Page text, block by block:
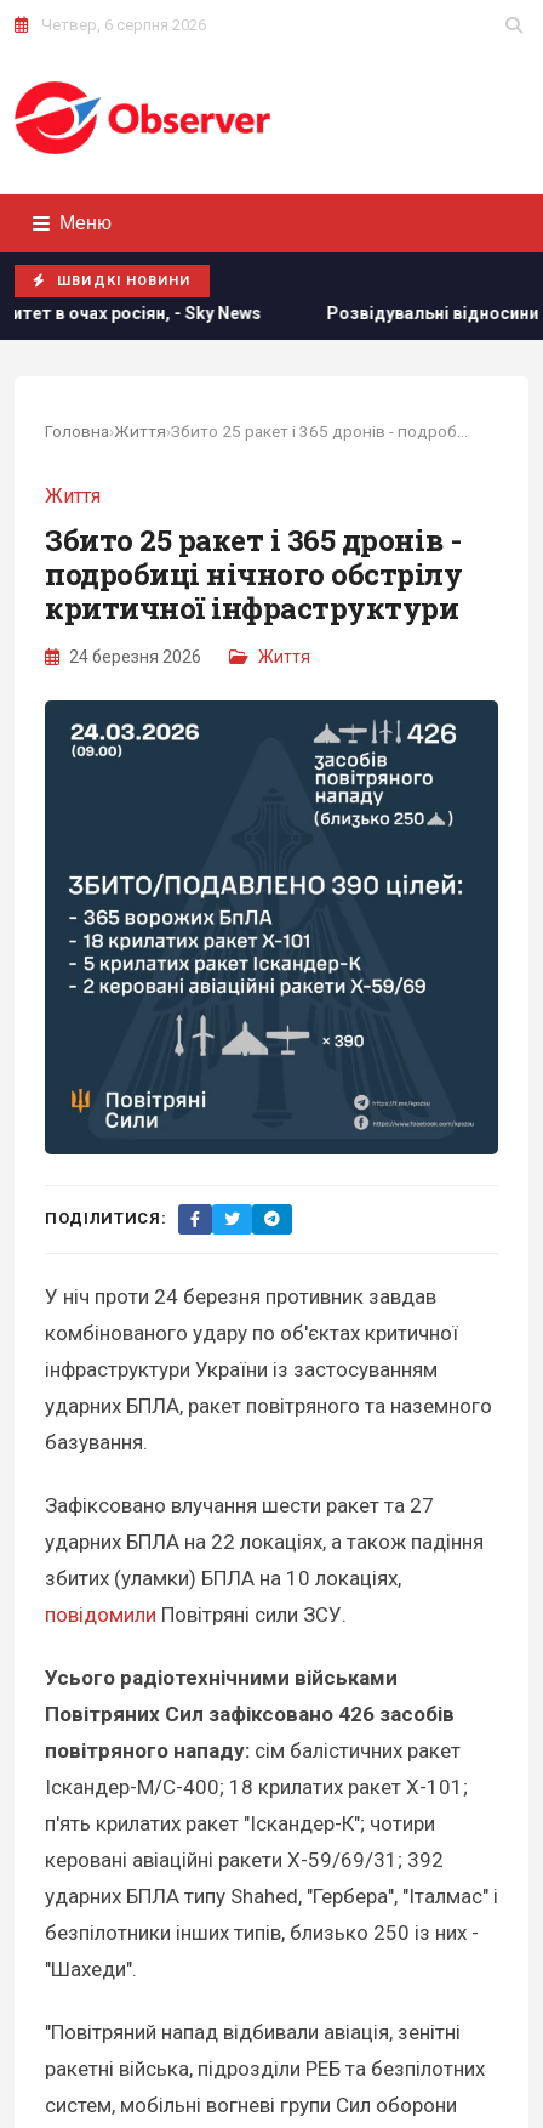
Четвер, 6 серпня 2026
Меню
ШВИДКІ НОВИНИ
News Розвідувальні відносини між США та Україною
Головна›Життя›
Життя
Збито 25 ракет і 365 дронів -
подробиці нічного обстрілу
критичної інфраструктури
24 березня 2026 Життя
ПОДІЛИТИСЯ:
У ніч проти 24 березня противник завдав
комбінованого удару по об'єктах критичної
інфраструктури України із застосуванням
ударних БПЛА, ракет повітряного та наземного
базування.
Зафіксовано влучання шести ракет та 27
ударних БПЛА на 22 локаціях, а також падіння
збитих (уламки) БПЛА на 10 локаціях,
повідомили Повітряні сили ЗСУ.
Усього радіотехнічними військами
Повітряних Сил зафіксовано 426 засобів
повітряного нападу: сім балістичних ракет
Іскандер-М/С-400; 18 крилатих ракет Х-101;
п'ять крилатих ракет "Іскандер-К"; чотири
керовані авіаційні ракети Х-59/69/31; 392
ударних БПЛА типу Shahed, "Гербера", "Італмас" і
безпілотники інших типів, близько 250 із них -
"Шахеди".
"Повітряний напад відбивали авіація, зенітні
ракетні війська, підрозділи РЕБ та безпілотних
систем, мобільні вогневі групи Сил оборони